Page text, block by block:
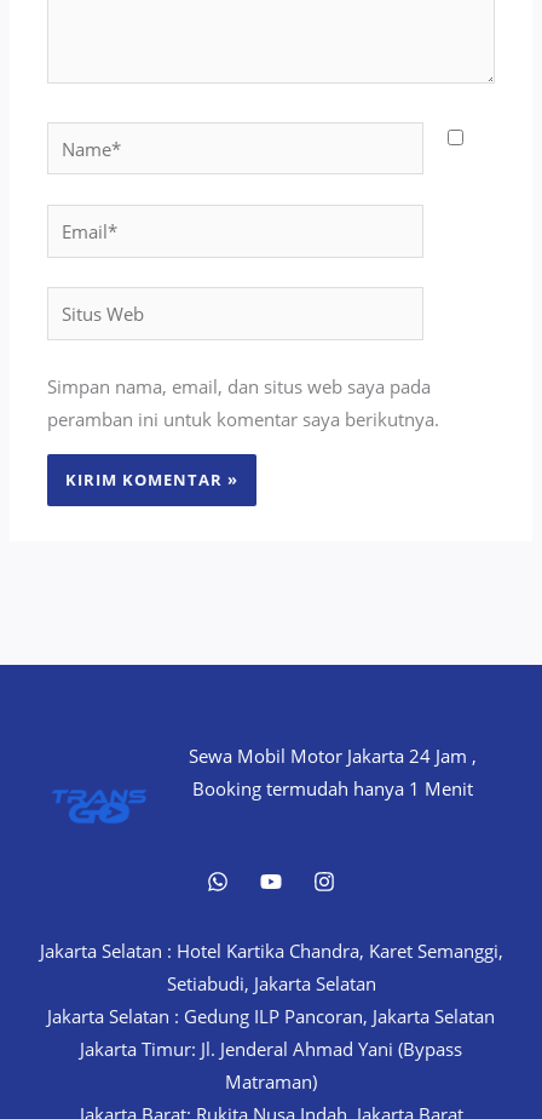
Email*
Situs
Web
Simpan nama, email, dan situs web saya pada
peramban ini untuk komentar saya berikutnya.
Sewa Mobil Motor Jakarta 24 Jam ,
Booking termudah hanya 1 Menit
Jakarta Selatan : Hotel Kartika Chandra, Karet Semanggi,
Setiabudi, Jakarta Selatan
Jakarta Selatan : Gedung ILP Pancoran, Jakarta Selatan
Jakarta Timur: Jl. Jenderal Ahmad Yani (Bypass
Matraman)
Jakarta Barat: Rukita Nusa Indah, Jakarta Barat